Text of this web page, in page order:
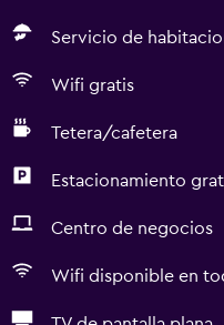
Servicio de
Wifi gratis
Tetera/cafetera
Estacionamiento
Centro de negocios
Wifi disponible en